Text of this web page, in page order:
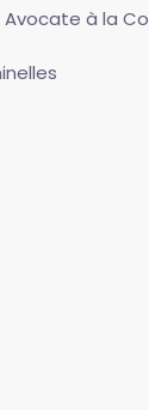
Avocate à la